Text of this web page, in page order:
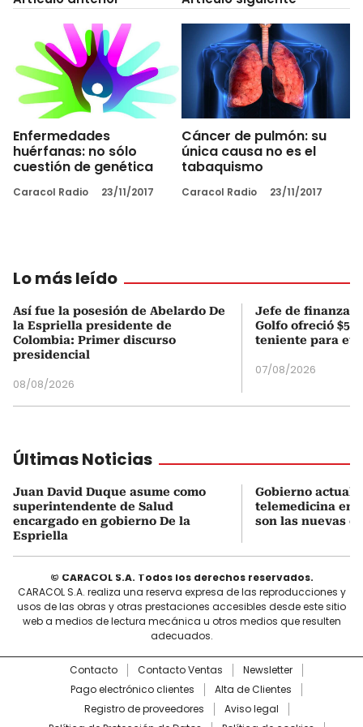
Enfermedades
huérfanas: no sólo
cuestión de genética
Caracol Radio 23/11/2017
Cáncer de pulmón: su
única causa no es el
tabaquismo
Caracol Radio 23/11/2017
Lo más leído
Así fue la posesión de Abelardo De
la Espriella presidente de
Colombia: Primer discurso
presidencial
08/08/2026
Jefe de finanzas
Golfo ofreció
teniente para
07/08/2026
Últimas Noticias
Juan David Duque asume como
superintendente de Salud
encargado en gobierno De la
Espriella
Gobierno
telemedicina en
son las nuevas
© CARACOL S.A. Todos los derechos reservados.
CARACOL S.A. realiza una reserva expresa de las reproducciones y
usos de las obras y otras prestaciones accesibles desde este sitio
web a medios de lectura mecánica u otros medios que resulten
adecuados.
Contacto Contacto Ventas
Newsletter
Pago electrónico clientes
Alta de Clientes
Registro de proveedores
Aviso legal